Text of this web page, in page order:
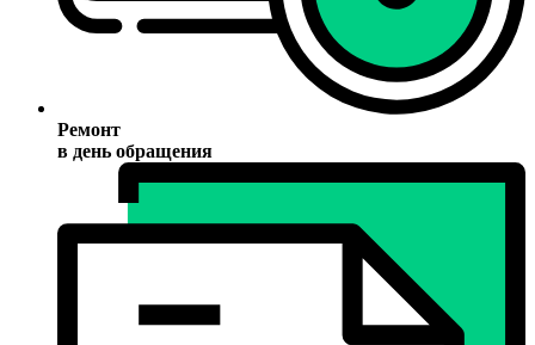
Ремонт
в день обращения